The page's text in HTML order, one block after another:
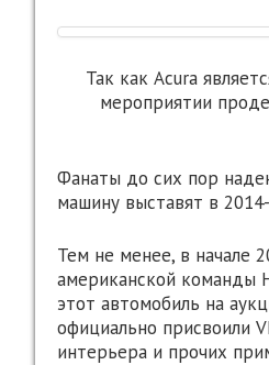
Так как Acura
мероприятии
Фанаты до сих пор
машину выставят в
Тем не менее, в начале
американской команды
этот автомобиль на
официально присвоили
интерьера и прочих